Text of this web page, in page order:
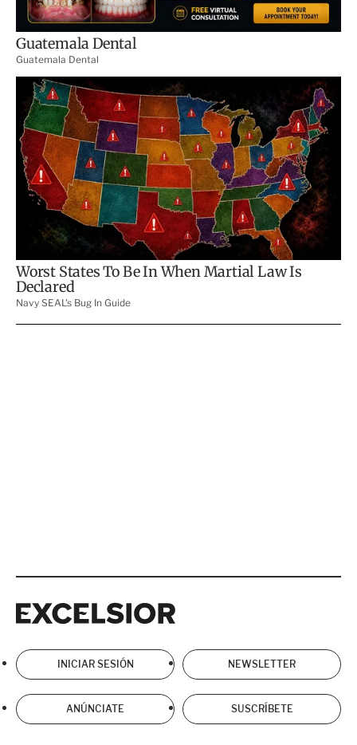
INICIAR SESIÓN NEWSLETTER
ANÚNCIATE SUSCRÍBETE